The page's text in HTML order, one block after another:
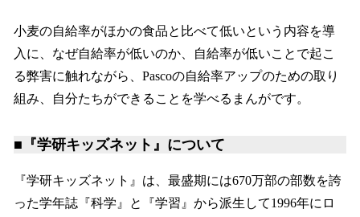
小麦の自給率がほかの食品と比べて低いという内容を導
入に、なぜ自給率が低いのか、自給率が低いことで起こ
る弊害に触れながら、Pascoの自給率アップのための取り
組み、自分たちができることを学べるまんがです。
■『学研キッズネット』について
『学研キッズネット』は、最盛期には670万部の部数を誇
った学年誌『科学』と『学習』から派生して1996年にロ